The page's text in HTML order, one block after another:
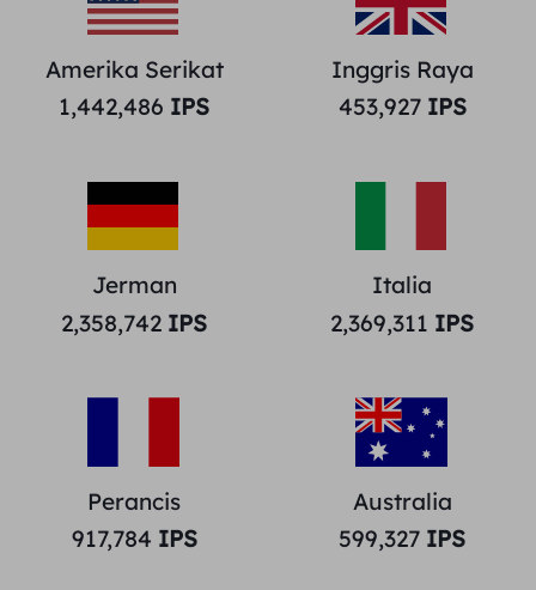
Amerika Serikat
1,442,486 IPS
Inggris Raya
453,927IPS
Jerman
2,358,742 IPS
Italia
2,369,311 IPS
Perancis
917,784 IPS
Australia
599,327 IPS